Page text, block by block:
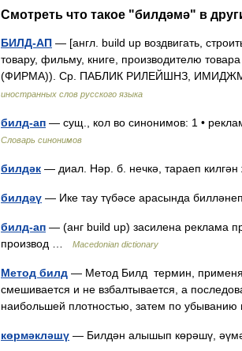
Смотреть что такое "билдәмә" в
БИЛД-АП — [англ. build up воздвигать,
товару, фильму, книге, производителю
(ФИРМА)). Ср. ПАБЛИК РИЛЕЙШНЗ,
иностранных слов русского языка
билд-ап — сущ., кол во синонимов: 1 •
Словарь синонимов
билдәк — диал. Нәр. б. нечкә, тараеп
билдәү — Ике тау түбәсе арасында
билд-ап — (анг build up) засилена реклама
производ …
Macedonian dictionary
Метод билд — Метод Билд термин,
смешивается и не взбалтывается, а
наибольшей плотностью, затем по
көрмәкләшү — Билдән алышып көрәшү,